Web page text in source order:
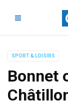
SPORT & LOISIRS
Bonnet